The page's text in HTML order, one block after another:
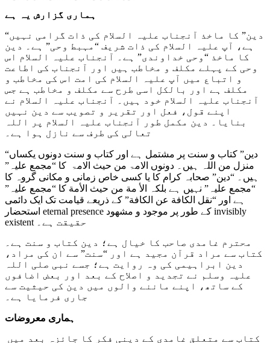
ہماری گزارش یہ ہے
“دین” کا ماخذ آنجناب علیہ السلام کی ذات گرامی نہیں
ہے، آپ علیہ السلام کی ذات شریف “مہبط وحی” ہے۔ دین
کا ماخذ “وحی خداوندی” ہے۔ آنجناب علیہ السلام اس
وحی کے پہلے مکلف و مخاطب ہیں اور آنجناب کی اطاعت
و اتباع میں آپ علیہ السلام کی امت اس کی مخاطب و
مکلف ہے اور بالکل اسی طرح سے مکلف و مخاطب ہے جس
آنجناب علیہ السلام خود ہیں۔ آنجناب علیہ السلام نے
اپنے قول، فعل اور تقریر و تصویب سے دین نہیں
بنایا۔ دین مکمل طور آنجناب علیہ السلام پر اللہ
تعالی کی طرف سے نازل ہوا ہے۔
“دین” کتاب و سنت پر مشتمل ہے اور کتاب و سنت دونوں یکساں
منزل من اللہ ہیں۔ دونوں الامۃ من حیث الامۃ کا “مجمع علیہ”
ہیں۔ “دین” صحابہ کرام کا یا کسی خاص زمانی و مکانی گروہ کا
“مجمع علیہ” نہیں ہے بلکہ الأ مة من حيث الأمة کا “مجمع علیہ”
ہے اور “نقل الكافة عن الكافة” کے ذریعے قیامت تک ایک دائمی
استحضار eternal presence کے طور پر موجود و مشھود invisibly
existent حقیقت ہے۔
محترم غامدی صاحب کا خیال ہے؛ دین کتاب و سنت ہے۔
کتاب سے مراد قرآن مجید ہے اور “سنت” سے ان کی مراد،
دین ابراہیمی کی وہ روایت ہے؛ جسے نبی صلی اللہ
علیہ وسلم نے تجدید و اصلاح کے بعد اور بعض اضافوں
کے ساتھ، اپنے ماننے والوں میں دین کی حیثیت سے
جاری فرمایا ہے۔
ہماری معروضات